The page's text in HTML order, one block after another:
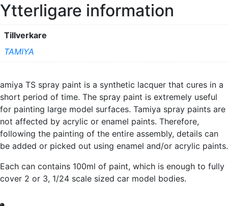
Ytterligare information
Tillverkare
TAMIYA
amiya TS spray paint is a synthetic lacquer that cures in a
short period of time. The spray paint is extremely useful
for painting large model surfaces. Tamiya spray paints are
not affected by acrylic or enamel paints. Therefore,
following the painting of the entire assembly, details can
be added or picked out using enamel and/or acrylic paints.
Each can contains 100ml of paint, which is enough to fully
cover 2 or 3, 1/24 scale sized car model bodies.